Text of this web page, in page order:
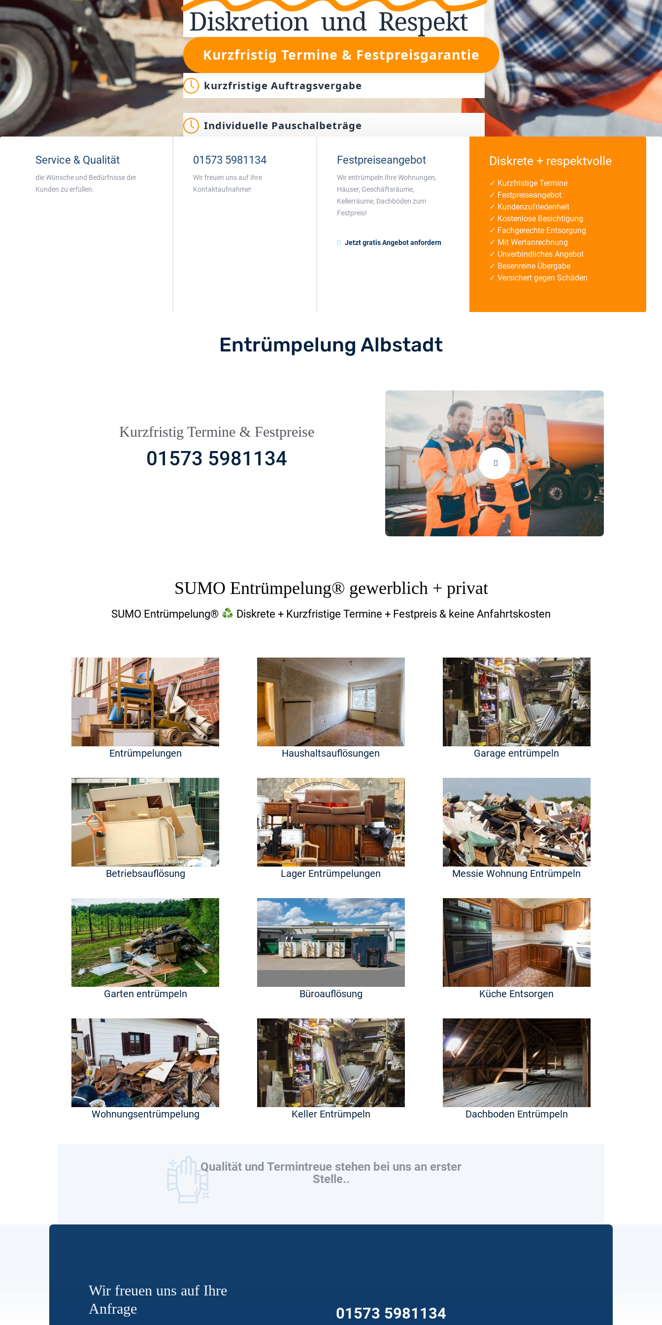
Diskretion und Respekt
Kurzfristig Termine & Festpreisgarantie
kurzfristige Auftragsvergabe
Individuelle Pauschalbeträge
Service & Qualität
die Wünsche und Bedürfnisse der
Kunden zu erfüllen.
01573 5981134
Wir freuen uns auf Ihre
Kontaktaufnahme!
Festpreiseangebot
Wir entrümpeln Ihre Wohnungen,
Häuser, Geschäftsräume,
Kellerräume, Dachböden zum
Festpreis!
Jetzt gratis Angebot anfordern
Diskrete + respektvolle
✓ Kurzfristige Termine
✓ Festpreiseangebot
✓ Kundenzufriedenheit
✓ Kostenlose Besichtigung
✓ Fachgerechte Entsorgung
✓ Mit Wertanrechnung
✓ Unverbindliches Angebot
✓ Besenreine Übergabe
✓ Versichert gegen Schäden
Entrümpelung Albstadt
Kurzfristig Termine & Festpreise
01573 5981134
SUMO Entrümpelung® gewerblich + privat
SUMO Entrümpelung® Diskrete + Kurzfristige Termine + Festpreis & keine Anfahrtskosten
Entrümpelungen Haushaltsauflösungen Garage entrümpeln
Betriebsauflösung Lager Entrümpelungen Messie Wohnung Entrümpeln
Garten entrümpeln Büroauflösung Küche Entsorgen
Wohnungsentrümpelung Keller Entrümpeln Dachboden Entrümpeln
Qualität und Termintreue stehen bei uns an erster
Stelle..
Wir freuen uns auf Ihre
Anfrage
01573 5981134